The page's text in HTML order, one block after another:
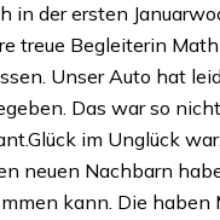
in der ersten
treue Begleiterin
Unser Auto hat
Das war so nicht
im Unglück
neuen Nachbarn
kann. Die haben